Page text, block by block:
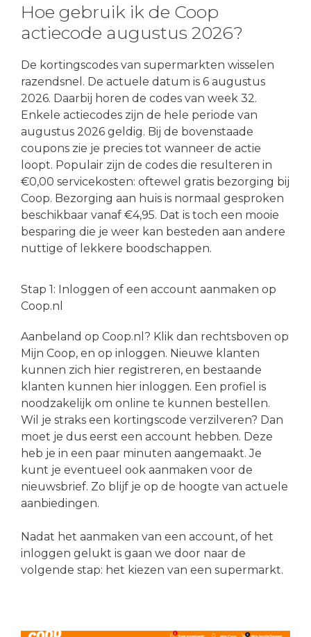
Hoe gebruik ik de Coop
actiecode augustus 2026?
De kortingscodes van supermarkten wisselen
razendsnel. De actuele datum is 6 augustus
2026. Daarbij horen de codes van week 32.
Enkele actiecodes zijn de hele periode van
augustus 2026 geldig. Bij de bovenstaade
coupons zie je precies tot wanneer de actie
loopt. Populair zijn de codes die resulteren in
€0,00 servicekosten: oftewel gratis bezorging bij
Coop. Bezorging aan huis is normaal gesproken
beschikbaar vanaf €4,95. Dat is toch een mooie
besparing die je weer kan besteden aan andere
nuttige of lekkere boodschappen.
Stap 1: Inloggen of een account aanmaken op
Coop.nl
Aanbeland op Coop.nl? Klik dan rechtsboven op
Mijn Coop, en op inloggen. Nieuwe klanten
kunnen zich hier registreren, en bestaande
klanten kunnen hier inloggen. Een profiel is
noodzakelijk om online te kunnen bestellen.
Wil je straks een kortingscode verzilveren? Dan
moet je dus eerst een account hebben. Deze
heb je in een paar minuten aangemaakt. Je
kunt je eventueel ook aanmaken voor de
nieuwsbrief. Zo blijf je op de hoogte van actuele
aanbiedingen.
Nadat het aanmaken van een account, of het
inloggen gelukt is gaan we door naar de
volgende stap: het kiezen van een supermarkt.